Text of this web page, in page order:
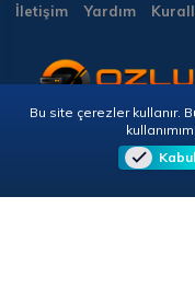
İletişim Yardım
Copyright © 2026 🎭
Bu site çerezler kullanır.
Kabul